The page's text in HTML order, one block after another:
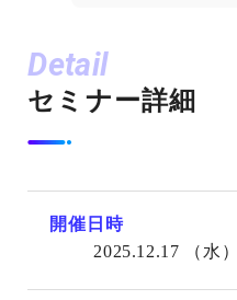
Detail
セミナー詳細
開催日時
2025.12.17 （水）